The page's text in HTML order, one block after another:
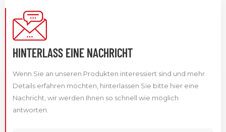
HINTERLASS EINE NACHRICHT
Wenn Sie an unseren Produkten interessiert sind und mehr
Details erfahren möchten, hinterlassen Sie bitte hier eine
Nachricht, wir werden Ihnen so schnell wie möglich
antworten.